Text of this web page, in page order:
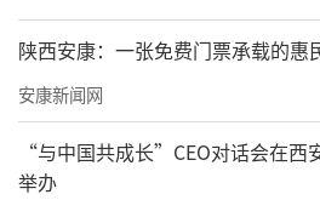
公益服务、新联会客厅
年，在新的社会阶层人士
办“镇坪县春日游园会暨
节”等系列主题活动10余
参与筹办，通过微节日引
陕西安康：一张免费门票承载的惠
安康新闻网
“与中国共成长”CEO对话会在西
举办